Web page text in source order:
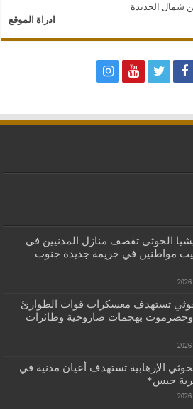
شمال الحديدة
ادراة الموقع
الحوثي تقصف منازل المدنيين في
مواطنين في جريمة جديدة جنوب
تستهدف معسكرات قوات الطوارئ
بهجمات صاروخية وطائرات
الإرهابية تستهدف أعيان مدنية في
حيس*